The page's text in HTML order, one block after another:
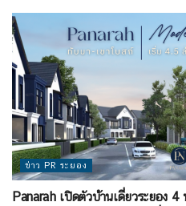
ข่าว PR ระยอง
Panarah เปิดตัวบ้านเดี่ยวระยอง